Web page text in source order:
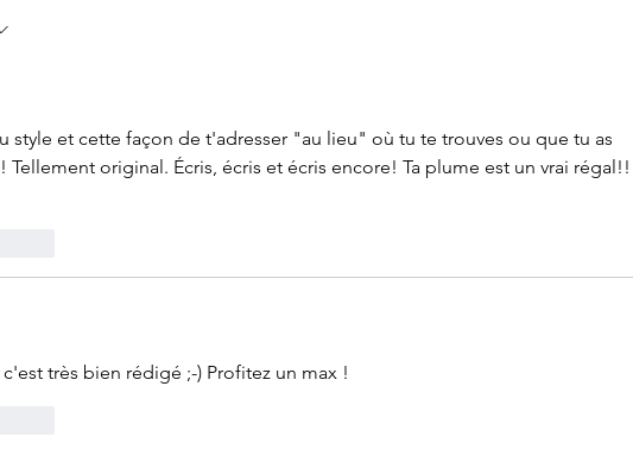
style et cette façon de t'adresser "au lieu" où tu te trouves ou que tu as
Tellement original. Écris, écris et écris encore! Ta plume est un vrai régal!!
très bien rédigé ;-) Profitez un max !